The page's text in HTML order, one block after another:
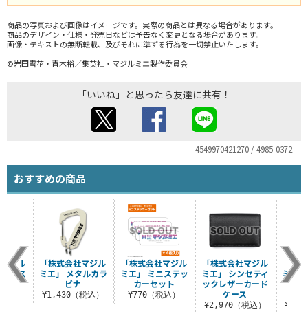
商品の写真および画像はイメージです。実際の商品とは異なる場合があります。
商品のデザイン・仕様・発売日などは予告なく変更となる場合があります。
画像・テキストの無断転載、及びそれに準ずる行為を一切禁止いたします。
©岩田雪花・青木裕／集英社・マジルミエ製作委員会
「いいね」と思ったら友達に共有！
4549970421270 / 4985-0372
おすすめの商品
「株式会社マジル
ミエ」 ミニステッ
カーセット
¥770（税込）
「株式会社マジル
ミエ」 シンセティ
ックレザーカード
ケース
¥2,970（税込）
「株
ミエ
レス
ジル
応ス
「株式会社マジル
ミエ」 メタルカラ
ビナ
¥1,430（税込）